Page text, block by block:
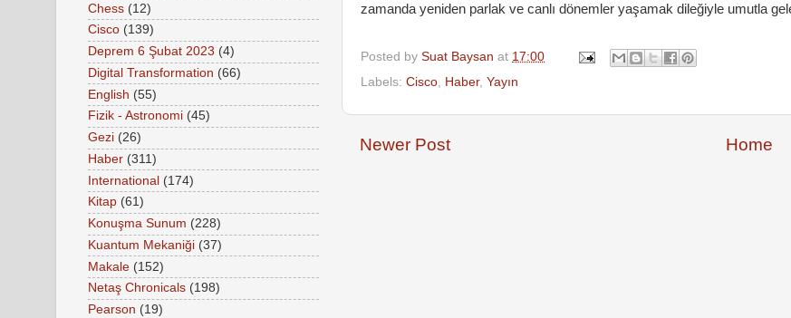
zamanda yeniden parlak ve canlı dönemler yaşamak dileğiyle umutla
Posted by Suat Baysan at 17:00
Labels: Cisco Haber, Yayın
Newer Post Home
Chess (12)
Cisco (139)
Deprem 6 Şubat 2023 (4)
Digital Transformation (66)
English (55)
Fizik - Astronomi (45)
Gezi (26)
Haber (311)
International (174)
Kitap (61)
Konuşma Sunum (228)
Kuantum Mekaniği (37)
Makale (152)
Netaş Chronicals (198)
Pearson (19)